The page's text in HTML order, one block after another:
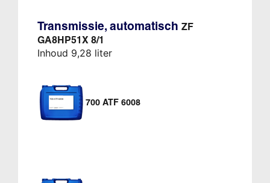
Transmissie, automatisch ZF
GA8HP51X 8/1
Inhoud 9,28 liter
700 ATF 6008